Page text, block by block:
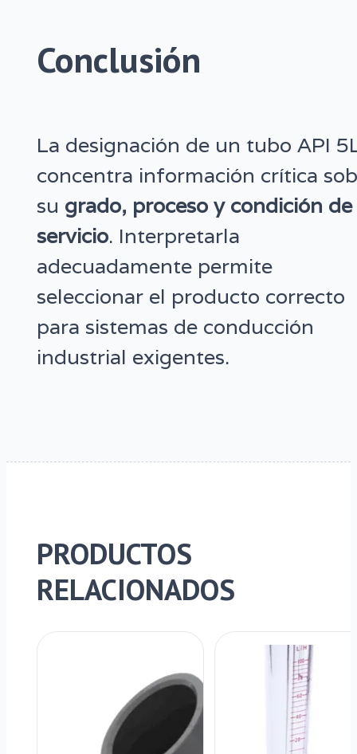
Conclusión
La designación de un tubo API
concentra información crítica
su grado, proceso y condición de
servicio. Interpretarla
adecuadamente permite
seleccionar el producto correcto
para sistemas de conducción
industrial exigentes.
PRODUCTOS
RELACIONADOS